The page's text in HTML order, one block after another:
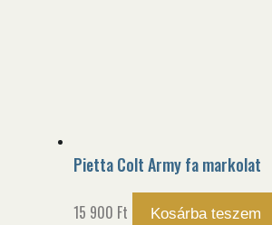
Pietta Colt Army fa markolat
15 900 Ft
Kosárba teszem